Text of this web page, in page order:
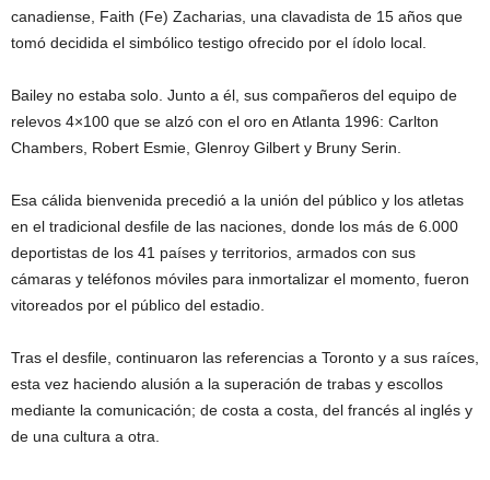
canadiense, Faith (Fe) Zacharias, una clavadista de 15 años que
tomó decidida el simbólico testigo ofrecido por el ídolo local.
Bailey no estaba solo. Junto a él, sus compañeros del equipo de
relevos 4×100 que se alzó con el oro en Atlanta 1996: Carlton
Chambers, Robert Esmie, Glenroy Gilbert y Bruny Serin.
Esa cálida bienvenida precedió a la unión del público y los atletas
en el tradicional desfile de las naciones, donde los más de 6.000
deportistas de los 41 países y territorios, armados con sus
cámaras y teléfonos móviles para inmortalizar el momento, fueron
vitoreados por el público del estadio.
Tras el desfile, continuaron las referencias a Toronto y a sus raíces,
esta vez haciendo alusión a la superación de trabas y escollos
mediante la comunicación; de costa a costa, del francés al inglés y
de una cultura a otra.